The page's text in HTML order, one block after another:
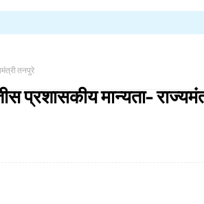
तनपुरे
प्रशासकीय मान्यता-